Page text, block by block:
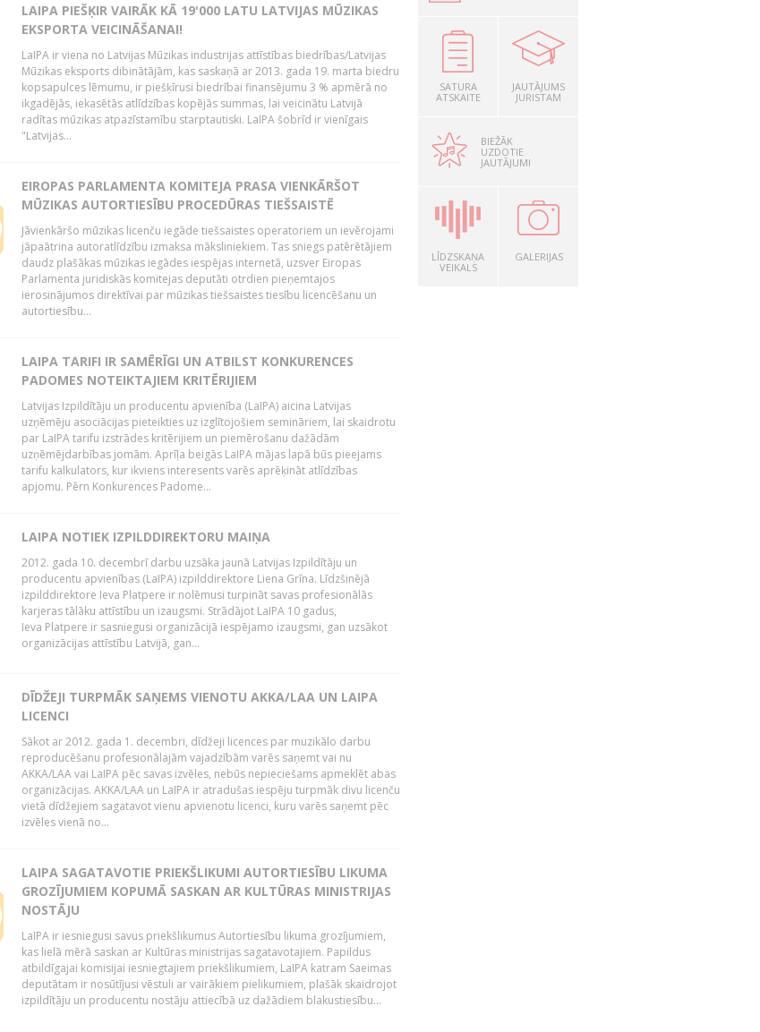
LAIPA PIEŠĶIR VAIRĀK KĀ 19'000 LATU LATVIJAS MŪZIKAS
EKSPORTA VEICINĀŠANAI!
LaIPA ir viena no Latvijas Mūzikas industrijas attīstības biedrības/Latvijas
Mūzikas eksports dibinātājām, kas saskaņā ar 2013. gada 19. marta biedru
kopsapulces lēmumu, ir piešķīrusi biedrībai finansējumu 3 % apmērā no
ikgadējās, iekasētās atlīdzības kopējās summas, lai veicinātu Latvijā
radītas mūzikas atpazīstamību starptautiski. LaIPA šobrīd ir vienīgais
"Latvijas...
EIROPAS PARLAMENTA KOMITEJA PRASA VIENKĀRŠOT
MŪZIKAS AUTORTIESĪBU PROCEDŪRAS TIEŠSAISTĒ
Jāvienkāršo mūzikas licenču iegāde tiešsaistes operatoriem un ievērojami
jāpaātrina autoratlīdzību izmaksa māksliniekiem. Tas sniegs patērētājiem
daudz plašākas mūzikas iegādes iespējas internetā, uzsver Eiropas
Parlamenta juridiskās komitejas deputāti otrdien pieņemtajos
ierosinājumos direktīvai par mūzikas tiešsaistes tiesību licencēšanu un
autortiesību...
LAIPA TARIFI IR SAMĒRĪGI UN ATBILST KONKURENCES
PADOMES NOTEIKTAJIEM KRITĒRIJIEM
Latvijas Izpildītāju un producentu apvienība (LaIPA) aicina Latvijas
uzņēmēju asociācijas pieteikties uz izglītojošiem semināriem, lai skaidrotu
par LaIPA tarifu izstrādes kritērijiem un piemērošanu dažādām
uzņēmējdarbības jomām. Aprīļa beigās LaIPA mājas lapā būs pieejams
tarifu kalkulators, kur ikviens interesents varēs aprēķināt atlīdzības
apjomu. Pērn Konkurences Padome...
LAIPA NOTIEK IZPILDDIREKTORU MAIŅA
2012. gada 10. decembrī darbu uzsāka jaunā Latvijas Izpildītāju un
producentu apvienības (LaIPA) izpilddirektore Liena Grīna. Līdzšinējā
izpilddirektore Ieva Platpere ir nolēmusi turpināt savas profesionālās
karjeras tālāku attīstību un izaugsmi. Strādājot LaIPA 10 gadus,
Ieva Platpere ir sasniegusi organizācijā iespējamo izaugsmi, gan uzsākot
organizācijas attīstību Latvijā, gan...
DĪDŽEJI TURPMĀK SAŅEMS VIENOTU AKKA/LAA UN LAIPA
LICENCI
Sākot ar 2012. gada 1. decembri, dīdžeji licences par muzikālo darbu
reproducēšanu profesionālajām vajadzībām varēs saņemt vai nu
AKKA/LAA vai LaIPA pēc savas izvēles, nebūs nepieciešams apmeklēt abas
organizācijas. AKKA/LAA un LaIPA ir atradušas iespēju turpmāk divu licenču
vietā dīdžejiem sagatavot vienu apvienotu licenci, kuru varēs saņemt pēc
izvēles vienā no...
LAIPA SAGATAVOTIE PRIEKŠLIKUMI AUTORTIESĪBU LIKUMA
GROZĪJUMIEM KOPUMĀ SASKAN AR KULTŪRAS MINISTRIJAS
NOSTĀJU
LaIPA ir iesniegusi savus priekšlikumus Autortiesību likuma grozījumiem,
kas lielā mērā saskan ar Kultūras ministrijas sagatavotajiem. Papildus
atbildīgajai komisijai iesniegtajiem priekšlikumiem, LaIPA katram Saeimas
deputātam ir nosūtījusi vēstuli ar vairākiem pielikumiem, plašāk skaidrojot
izpildītāju un producentu nostāju attiecībā uz dažādiem blakustiesību...
SATURA
ATSKAITE
JAUTĀJUMS
JURISTAM
BIEŽĀK
UZDOTIE
JAUTĀJUMI
LĪDZSKAŅA
VEIKALS
GALERIJAS